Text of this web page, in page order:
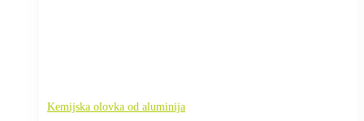
Kemijska olovka od aluminija